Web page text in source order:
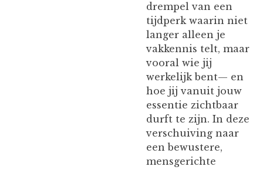
drempel van een
tijdperk waarin niet
langer alleen je
vakkennis telt, maar
vooral wie jij
werkelijk bent— en
hoe jij vanuit jouw
essentie zichtbaar
durft te zijn. In deze
verschuiving naar
een bewustere,
mensgerichte